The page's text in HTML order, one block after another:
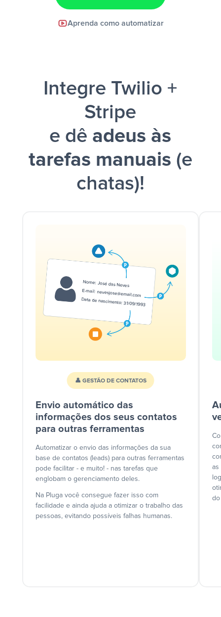
Aprenda como automatizar
Integre Twilio +
Stripe
e dê adeus às
tarefas manuais (e
chatas)!
👤 GESTÃO DE CONTATOS
Envio automático das
informações dos seus contatos
para outras ferramentas
Automatizar o envio das informações da sua
base de contatos (leads) para outras ferramentas
pode facilitar - e muito! - nas tarefas que
englobam o gerenciamento deles.
Na Pluga você consegue fazer isso com
facilidade e ainda ajuda a otimizar o trabalho das
pessoas, evitando possíveis falhas humanas.
as
do